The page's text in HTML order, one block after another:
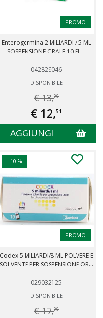
PROMO
Enterogermina 2 MILIARDI / 5 ML
SOSPENSIONE ORALE 10 FL...
042829046
DISPONIBILE
€ 13,90
€ 12,51
AGGIUNGI
- 10 %
PROMO
Codex 5 MILIARDI/8 ML POLVERE E
SOLVENTE PER SOSPENSIONE OR...
029032125
DISPONIBILE
€ 17,90